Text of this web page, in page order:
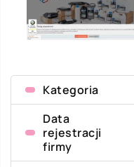
Kategoria
Data
rejestracji
firmy